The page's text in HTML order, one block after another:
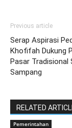
Previous article
Serap Aspirasi
Khofifah Dukung
Pasar Tradisional
Sampang
RELATED
Pemerintahan